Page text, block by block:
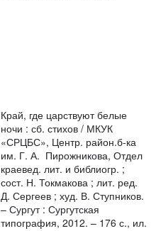
Край, где царствуют белые
ночи : сб. стихов / МКУК
«СРЦБС», Центр. район.б-ка
им. Г. А. Пирожникова, Отдел
краевед. лит. и библиогр. ;
сост. Н. Токмакова ; лит. ред.
Д. Сергеев ; худ. В. Ступников.
– Сургут : Сургутская
типография, 2012. – 176 с., ил.